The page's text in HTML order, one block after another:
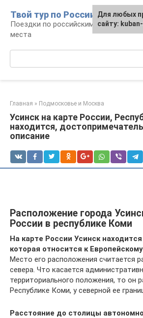
контенту
Твой тур по России
Поездки по российским городам,
места
Главная » Подмосковье и Москва
Усинск на карте России,
находится,
описание
Расположение города
России в республике Коми
На карте России Усинск
которая относится к
Место его расположения считается
севера. Что касается
территориального положения, то он
Республике Коми, у северной ее
Расстояние до столицы
Для любых
сайту: